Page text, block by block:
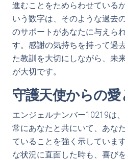
進むことをためらわせている
いう数字は、そのような過去
のサポートがあなたに与えら
す。感謝の気持ちを持って過
た教訓を大切にしながら、未
が大切です。
守護天使からの愛
エンジェルナンバー10219は
常にあなたと共にいて、あな
ていることを強く示していま
な状況に直面した時も、喜び